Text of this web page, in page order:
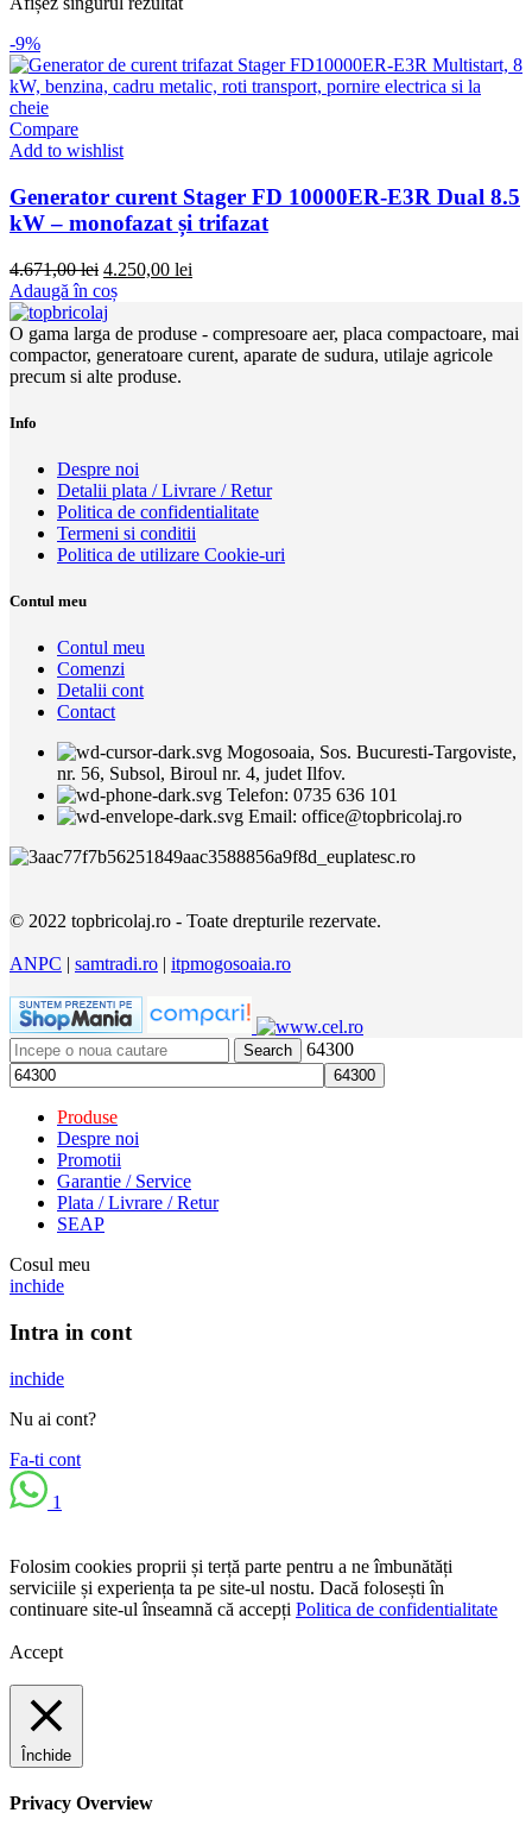
-9%
Compare
Add to wishlist
Generator curent Stager FD 10000ER-E3R Dual 8.5
kW – monofazat și trifazat
4.671,00lei Prețul
inițial
a
fost:
4.671,00 lei.
4.250,00 lei
4.250,00 lei.
Adaugă în coș
O gama larga de produse - compresoare aer, placa compactoare, mai
compactor, generatoare curent, aparate de sudura, utilaje agricole
precum si alte produse.
Info
Despre noi
Detalii plata / Livrare / Retur
Politica de confidentialitate
Termeni si conditii
Politica de utilizare Cookie-uri
Contul meu
Contul meu
Comenzi
Detalii cont
Contact
Mogosoaia, Sos. Bucuresti-Targoviste,
nr. 56, Subsol, Biroul nr. 4, judet Ilfov.
Telefon: 0735 636 101
Email: office@topbricolaj.ro
© 2022 topbricolaj.ro - Toate drepturile rezervate.
ANPC samtradi.ro itpmogosoaia.ro
Search 64300
Produse
Despre noi
Promotii
Garantie / Service
Plata / Livrare / Retur
SEAP
Cosul meu
inchide
Intra in cont
inchide
Nu ai cont?
Fa-ti cont
1
Folosim cookies proprii și terță parte pentru a ne îmbunătăți
serviciile și experiența ta pe site-ul nostu. Dacă folosești în
continuare site-ul înseamnă că accepți Politica de confidentialitate
Accept
Închide
Privacy Overview